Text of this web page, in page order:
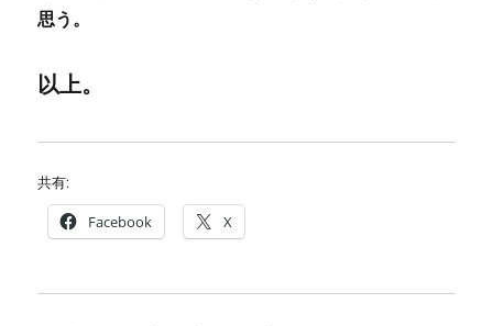
思う。
以上。
共有:
Facebook X